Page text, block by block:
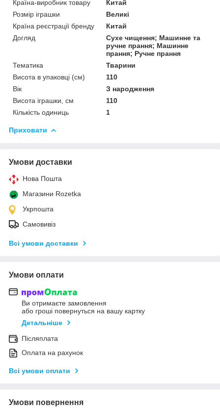
Країна-виробник товару
Китай
Розмір іграшки
Великі
Країна реєстрації бренду
Китай
Догляд
Сухе чищення; Машинне та
ручне прання; Машинне
прання; Ручне прання
Тематика
Тварини
Висота в упаковці (см)
110
Вік
З народження
Висота іграшки, см
110
Кількість одиниць
1
Приховати
Умови доставки
Нова Пошта
Магазини Rozetka
Укрпошта
Самовивіз
Всі умови доставки
Умови оплати
Ви отримаєте замовлення
або гроші повернуться на вашу картку
Детальніше
Післяплата
Оплата на рахунок
Всі умови оплати
Умови повернення